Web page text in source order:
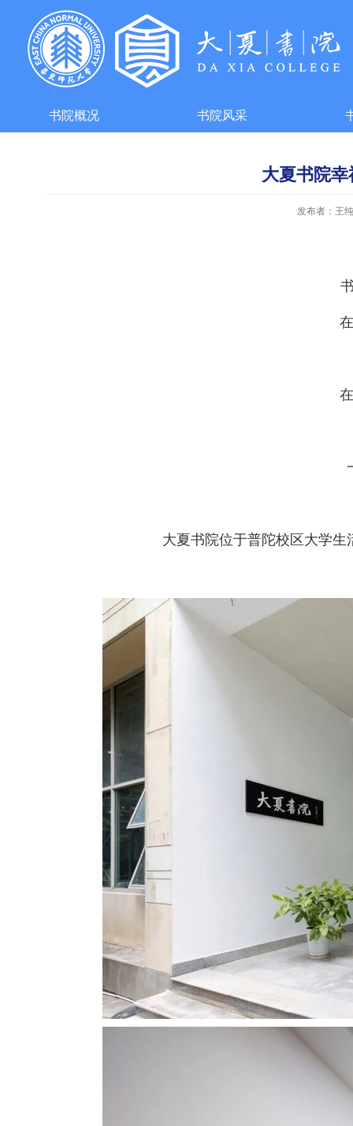
书院概况 书院风采
大夏书院
发布者：王纯
大夏书院位于普陀校区大学